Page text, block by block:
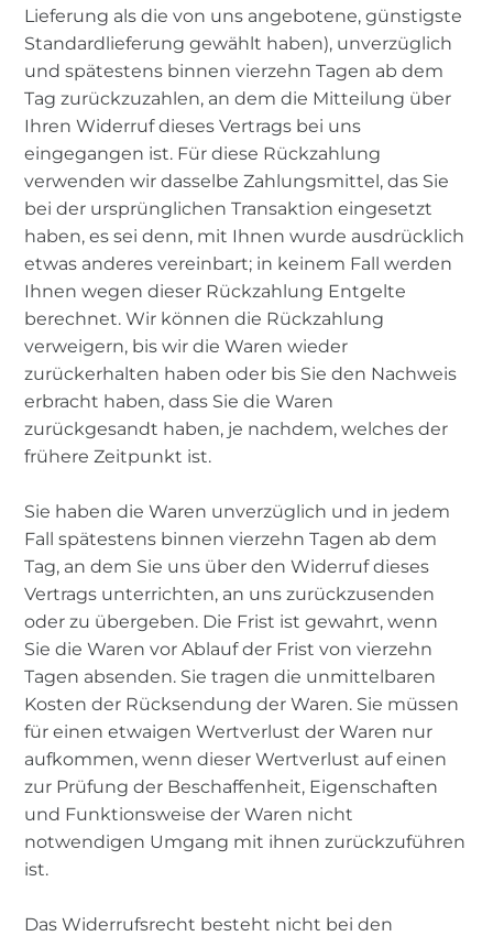
Lieferung als die von uns angebotene, günstigste
Standardlieferung gewählt haben), unverzüglich
und spätestens binnen vierzehn Tagen ab dem
Tag zurückzuzahlen, an dem die Mitteilung über
Ihren Widerruf dieses Vertrags bei uns
eingegangen ist. Für diese Rückzahlung
verwenden wir dasselbe Zahlungsmittel, das Sie
bei der ursprünglichen Transaktion eingesetzt
haben, es sei denn, mit Ihnen wurde ausdrücklich
etwas anderes vereinbart; in keinem Fall werden
Ihnen wegen dieser Rückzahlung Entgelte
berechnet. Wir können die Rückzahlung
verweigern, bis wir die Waren wieder
zurückerhalten haben oder bis Sie den Nachweis
erbracht haben, dass Sie die Waren
zurückgesandt haben, je nachdem, welches der
frühere Zeitpunkt ist.
Sie haben die Waren unverzüglich und in jedem
Fall spätestens binnen vierzehn Tagen ab dem
Tag, an dem Sie uns über den Widerruf dieses
Vertrags unterrichten, an uns zurückzusenden
oder zu übergeben. Die Frist ist gewahrt, wenn
Sie die Waren vor Ablauf der Frist von vierzehn
Tagen absenden. Sie tragen die unmittelbaren
Kosten der Rücksendung der Waren. Sie müssen
für einen etwaigen Wertverlust der Waren nur
aufkommen, wenn dieser Wertverlust auf einen
zur Prüfung der Beschaffenheit, Eigenschaften
und Funktionsweise der Waren nicht
notwendigen Umgang mit ihnen zurückzuführen
ist.
Das Widerrufsrecht besteht nicht bei den